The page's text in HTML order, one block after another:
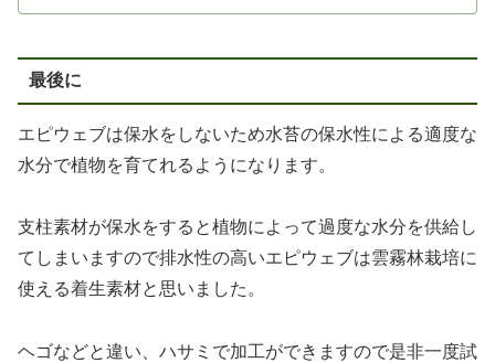
最後に
エピウェブは保水をしないため水苔の保水性による適度な
水分で植物を育てれるようになります。
支柱素材が保水をすると植物によって過度な水分を供給し
てしまいますので排水性の高いエピウェブは雲霧林栽培に
使える着生素材と思いました。
ヘゴなどと違い、ハサミで加工ができますので是非一度試